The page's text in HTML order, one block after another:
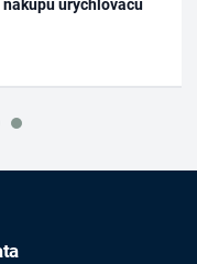
urychlovačů